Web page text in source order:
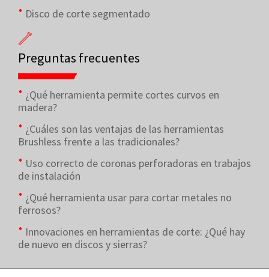
Disco de corte segmentado
Preguntas frecuentes
¿Qué herramienta permite cortes curvos en
madera?
¿Cuáles son las ventajas de las herramientas
Brushless frente a las tradicionales?
Uso correcto de coronas perforadoras en trabajos
de instalación
¿Qué herramienta usar para cortar metales no
ferrosos?
Innovaciones en herramientas de corte: ¿Qué hay
de nuevo en discos y sierras?